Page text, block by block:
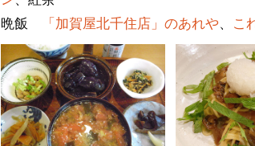
晩飯
「加賀屋北千住店」のあれや、 こ